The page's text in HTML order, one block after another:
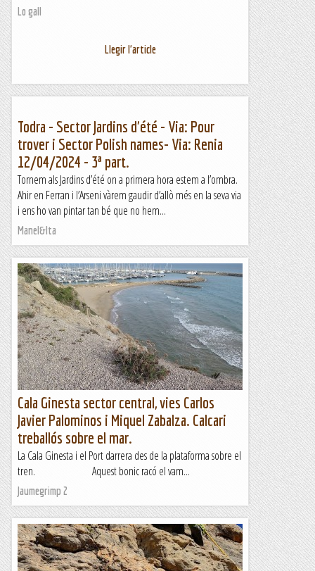
Lo gall
Llegir l'article
Todra - Sector Jardins d'été - Via: Pour
trover i Sector Polish names- Via: Renia
12/04/2024 - 3ª part.
Tornem als Jardins d’été on a primera hora estem a l’ombra.
Ahir en Ferran i l’Arseni vàrem gaudir d’allò més en la seva via
i ens ho van pintar tan bé que no hem...
Manel&Ita
Cala Ginesta sector central, vies Carlos
Javier Palominos i Miquel Zabalza. Calcari
treballós sobre el mar.
La Cala Ginesta i el Port darrera des de la plataforma sobre el
tren. Aquest bonic racó el vam...
Jaumegrimp 2